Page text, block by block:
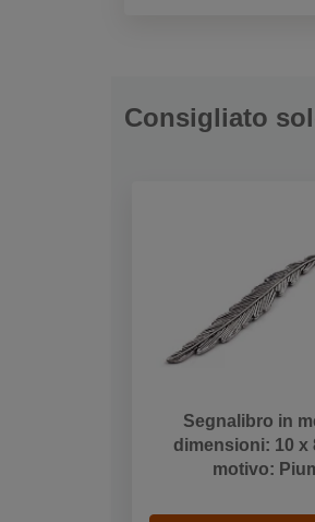
Consigliato
Segnalibro in
dimensioni: 10 x
motivo: